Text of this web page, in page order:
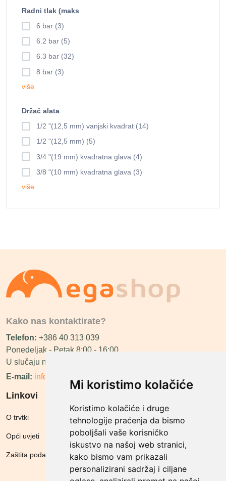
Mi koristimo kolačiće
Koristimo kolačiće i druge
tehnologije praćenja da bismo
poboljšali vaše korisničko
iskustvo na našoj web stranici,
kako bismo vam prikazali
personalizirani sadržaj i ciljane
Radni tlak (maks
6 bar (3)
6.2 bar (5)
6.3 bar (32)
8 bar (3)
više
Držač alata
1/2 "(12,5 mm) vanjski kvadrat (14)
1/2 "(12,5 mm) (5)
3/4 "(19 mm) kvadratna glava (4)
3/8 "(10 mm) kvadratna glava (3)
više
Kako nas kontaktirate?
Telefon: +386 40 313 039
Ponedeljak - Petak 8:00 - 16:00
U slučaju neraspoloživosti ćemo vas nazvati.
E-mail: info@megashop.hr
Linkovi
O trvtki
Opći uvjeti
Zaštita podataka